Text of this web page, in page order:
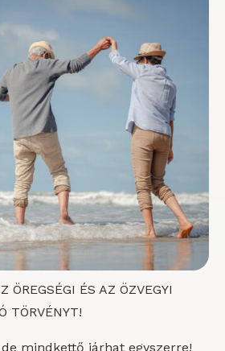
ÖREGSÉGI ÉS AZ ÖZVEGYI
TÖRVÉNYT!
mindkettő járhat egyszerre!